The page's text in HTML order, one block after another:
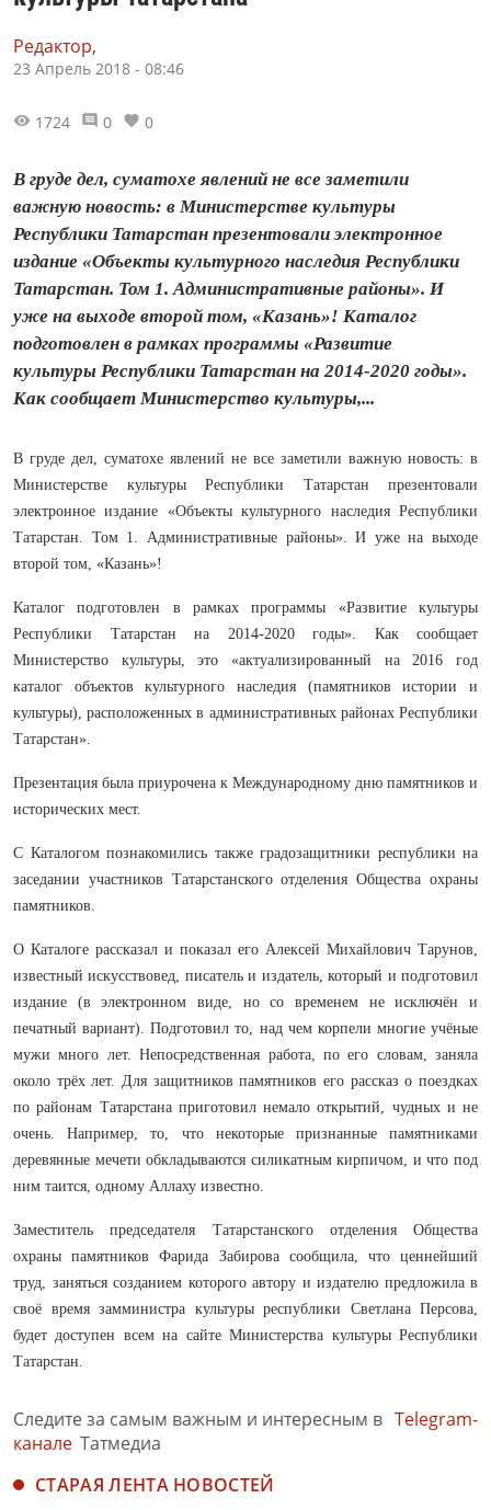
Редактор,
23 Апрель 2018 - 08:46
1724 0 0
В груде дел, суматохе явлений не все заметили
важную новость: в Министерстве культуры
Республики Татарстан презентовали электронное
издание «Объекты культурного наследия Республики
Татарстан. Том 1. Административные районы». И
уже на выходе второй том, «Казань»! Каталог
подготовлен в рамках программы «Развитие
культуры Республики Татарстан на 2014-2020 годы».
Как сообщает Министерство культуры,...
В груде дел, суматохе явлений не все заметили важную новость: в
Министерстве культуры Республики Татарстан презентовали
электронное издание «Объекты культурного наследия Республики
Татарстан. Том 1. Административные районы». И уже на выходе
второй том, «Казань»!
Каталог подготовлен в рамках программы «Развитие культуры
Республики Татарстан на 2014-2020 годы». Как сообщает
Министерство культуры, это «актуализированный на 2016 год
каталог объектов культурного наследия (памятников истории и
культуры), расположенных в административных районах Республики
Татарстан».
Презентация была приурочена к Международному дню памятников и
исторических мест.
С Каталогом познакомились также градозащитники республики на
заседании участников Татарстанского отделения Общества охраны
памятников.
О Каталоге рассказал и показал его Алексей Михайлович Тарунов,
известный искусствовед, писатель и издатель, который и подготовил
издание (в электронном виде, но со временем не исключён и
печатный вариант). Подготовил то, над чем корпели многие учёные
мужи много лет. Непосредственная работа, по его словам, заняла
около трёх лет. Для защитников памятников его рассказ о поездках
по районам Татарстана приготовил немало открытий, чудных и не
очень. Например, то, что некоторые признанные памятниками
деревянные мечети обкладываются силикатным кирпичом, и что под
ним таится, одному Аллаху известно.
Заместитель председателя Татарстанского отделения Общества
охраны памятников Фарида Забирова сообщила, что ценнейший
труд, заняться созданием которого автору и издателю предложила в
своё время замминистра культуры республики Светлана Персова,
будет доступен всем на сайте Министерства культуры Республики
Татарстан.
Следите за самым важным и интересным в Telegram-
канале Татмедиа
СТАРАЯ ЛЕНТА НОВОСТЕЙ